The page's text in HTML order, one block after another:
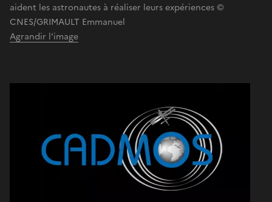
aident les astronautes à réaliser leurs expériences ©
CNES/GRIMAULT Emmanuel
Agrandir l'image